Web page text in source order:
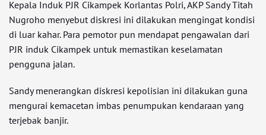
Kepala Induk PJR Cikampek Korlantas Polri, AKP Sandy Titah
Nugroho menyebut diskresi ini dilakukan mengingat kondisi
di luar kahar. Para pemotor pun mendapat pengawalan dari
PJR induk Cikampek untuk memastikan keselamatan
pengguna jalan.
Sandy menerangkan diskresi kepolisian ini dilakukan guna
mengurai kemacetan imbas penumpukan kendaraan yang
terjebak banjir.